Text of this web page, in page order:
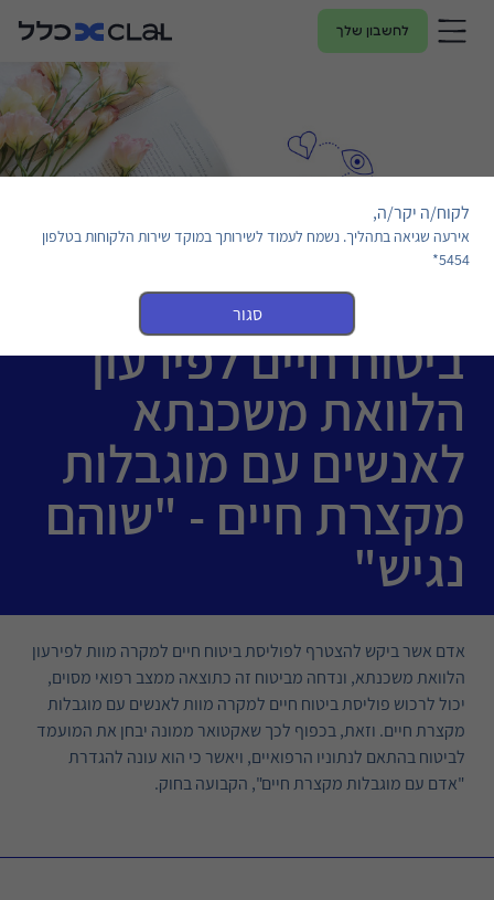
לחשבון שלך
ביטוח חיים לפירעון
הלוואת משכנתא
לאנשים עם מוגבלות
מקצרת חיים - "שוהם
נגיש"
אדם אשר ביקש להצטרף לפוליסת ביטוח חיים למקרה מוות לפירעון
הלוואת משכנתא, ונדחה מביטוח זה כתוצאה ממצב רפואי מסוים,
יכול לרכוש פוליסת ביטוח חיים למקרה מוות לאנשים עם מוגבלות
מקצרת חיים. וזאת, בכפוף לכך שאקטואר ממונה יבחן את המועמד
לביטוח בהתאם לנתוניו הרפואיים, ויאשר כי הוא עונה להגדרת
"אדם עם מוגבלות מקצרת חיים", הקבועה בחוק.
לקוח/ה יקר/ה,
אירעה שגיאה בתהליך. נשמח לעמוד לשירותך במוקד שירות הלקוחות בטלפון
5454*
סגור